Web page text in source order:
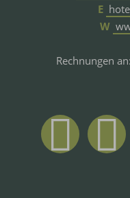
E
W
Rechnungen an: